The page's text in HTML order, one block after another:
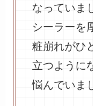
なっていま
シーラーを
粧崩れがひ
立つように
悩んでいま